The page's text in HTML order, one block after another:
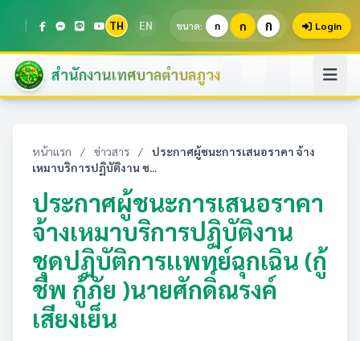
TH EN ขนาด: ก ก ก Login
สำนักงานเทศบาลตำบลภูวง
หน้าแรก / ข่าวสาร /
ประกาศผู้ชนะการเสนอราคา จ้าง
เหมาบริการปฏิบัติงาน ช...
ประกาศผู้ชนะการเสนอราคา
จ้างเหมาบริการปฏิบัติงาน
ชุดปฏิบัติการเเพทย์ฉุกเฉิน (กู้
ชีพ กู้ภัย )นายศักดิ์ณรงค์
เสียงเย็น